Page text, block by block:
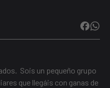
Sois un pequeño grupo
que llegáis con ganas de